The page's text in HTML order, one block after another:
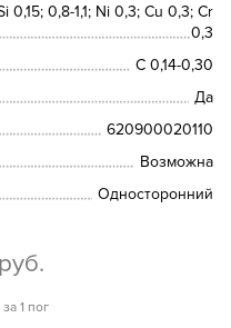
0,15; 0,8-1,1; Ni 0,3; Сu 0,3; Cr
0,3
C 0,14-0,30
Да
620900020110
Возможна
Односторонний
руб.
1 пог